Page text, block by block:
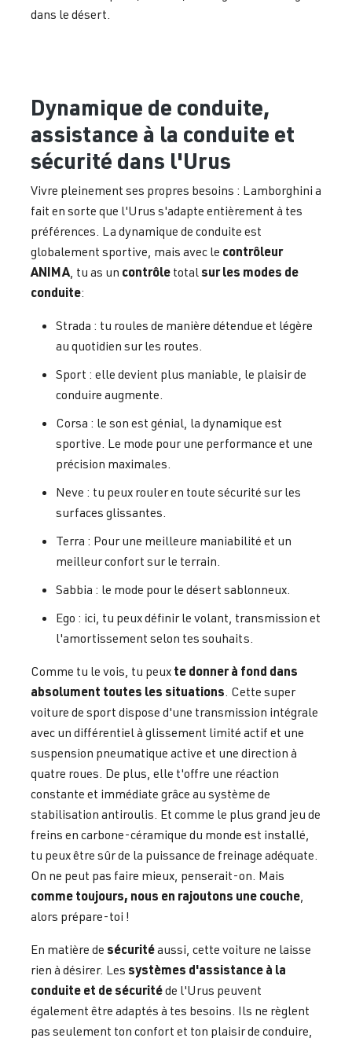
dans le désert.
Dynamique de conduite,
assistance à la conduite et
sécurité dans l'Urus
Vivre pleinement ses propres besoins : Lamborghini a
fait en sorte que l'Urus s'adapte entièrement à tes
préférences. La dynamique de conduite est
globalement sportive, mais avec le contrôleur
ANIMA , tu as un contrôle total sur les modes de
conduite:
Strada : tu roules de manière détendue et légère
au quotidien sur les routes.
Sport : elle devient plus maniable, le plaisir de
conduire augmente.
Corsa : le son est génial, la dynamique est
sportive. Le mode pour une performance et une
précision maximales.
Neve : tu peux rouler en toute sécurité sur les
surfaces glissantes.
Terra : Pour une meilleure maniabilité et un
meilleur confort sur le terrain.
Sabbia : le mode pour le désert sablonneux.
Ego : ici, tu peux définir le volant, transmission et
l'amortissement selon tes souhaits.
Comme tu le vois, tu peux te donner à fond dans
absolument toutes les situations . Cette super
voiture de sport dispose d'une transmission intégrale
avec un différentiel à glissement limité actif et une
suspension pneumatique active et une direction à
quatre roues. De plus, elle t'offre une réaction
constante et immédiate grâce au système de
stabilisation antiroulis. Et comme le plus grand jeu de
freins en carbone-céramique du monde est installé,
tu peux être sûr de la puissance de freinage adéquate.
On ne peut pas faire mieux, penserait-on. Mais
comme toujours, nous en rajoutons une couche
alors prépare-toi !
En matière de sécuritéaussi, cette voiture ne laisse
rien à désirer. Les systèmes d'assistance à la
conduite et de sécuritéde l'Urus peuvent
également être adaptés à tes besoins. Ils ne règlent
pas seulement ton confort et ton plaisir de conduire,